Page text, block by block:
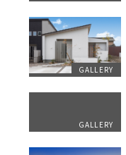
GALLERY
GALLERY